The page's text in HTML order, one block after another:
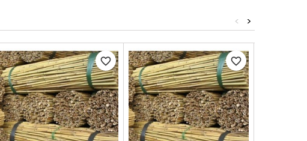
>
<
favorite_border favorite_border